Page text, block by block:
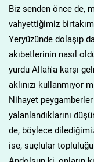
Biz senden önce de,
vahyettiğimiz
Yeryüzünde dolaşıp
akıbetlerinin nasıl
yurdu Allah'a karşı
aklınızı kullanmıyor
Nihayet
yalanlandıklarını
de, böylece
ise, suçlular